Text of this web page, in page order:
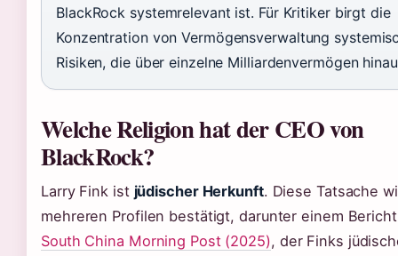
BlackRock systemrelevant ist. Für Kritiker birgt die
Konzentration von Vermögensverwaltung
Risiken, die über einzelne Milliardenvermögen
Welche Religion hat der CEO von
BlackRock?
Larry Fink ist jüdischer Herkunft. Diese Tatsache
mehreren Profilen bestätigt, darunter einem
South China Morning Post (2025), der Finks